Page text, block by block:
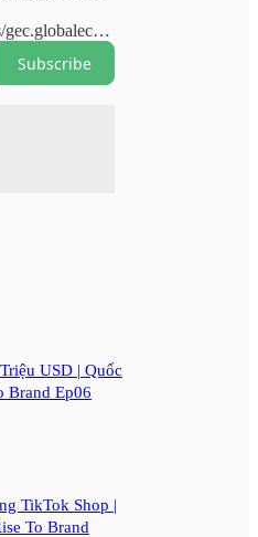
Subscribe
USD | Quốc
Brand Ep06
TikTok Shop |
To Brand